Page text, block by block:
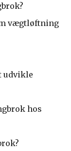
vægtløftning
udvikle
hos